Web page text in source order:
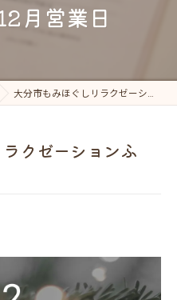
月営業日
大分市もみほぐしリラクゼーションふらりん12月営業日
クゼーションふ